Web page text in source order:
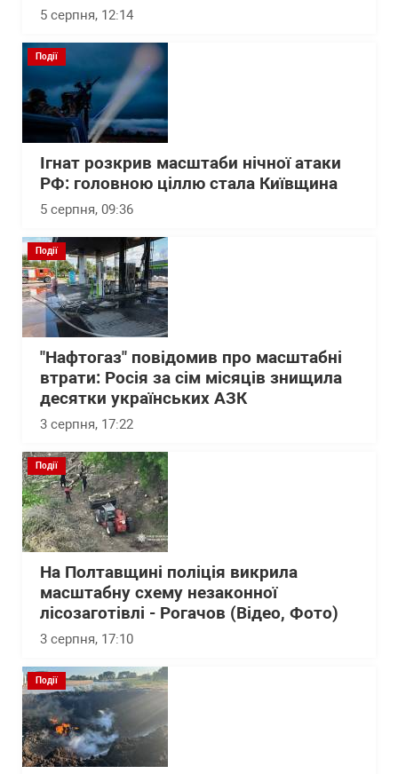
5 серпня, 12:14
Події
Ігнат розкрив масштаби нічної атаки
РФ: головною ціллю стала Київщина
5 серпня, 09:36
Події
"Нафтогаз" повідомив про масштабні
втрати: Росія за сім місяців знищила
десятки українських АЗК
3 серпня, 17:22
Події
На Полтавщині поліція викрила
масштабну схему незаконної
лісозаготівлі - Рогачов (Відео, Фото)
3 серпня, 17:10
Події